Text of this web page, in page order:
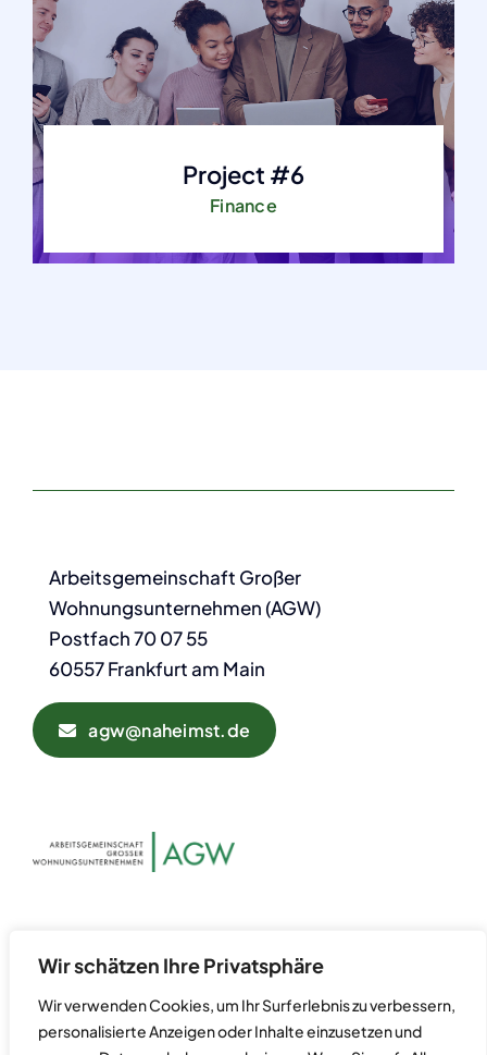
Wir schätzen Ihre Privatsphäre
Wir verwenden Cookies, um Ihr Surferlebnis zu verbessern,
personalisierte Anzeigen oder Inhalte einzusetzen und
Project #6
Finance
Arbeitsgemeinschaft Großer
Wohnungsunternehmen (AGW)
Postfach 70 07 55
60557 Frankfurt am Main
agw@naheimst.de